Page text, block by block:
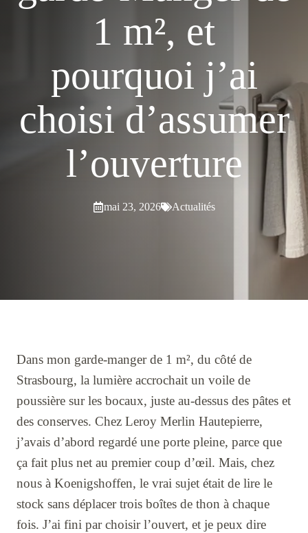
1 m², et
pourquoi j’ai
choisi d’assumer
l’ouverture
mai 23, 2026 Actualités
Dans mon garde-manger de 1 m², du côté de
Strasbourg, la lumière accrochait un voile de
poussière sur les bocaux, juste au-dessus des pâtes et
des conserves. Chez Leroy Merlin Hautepierre,
j’avais d’abord regardé une porte pleine, parce que
ça fait plus net au premier coup d’œil. Mais, chez
nous à Koenigshoffen, le vrai sujet était de lire le
stock sans déplacer trois boîtes de thon à chaque
fois. J’ai fini par choisir l’ouvert, et je peux dire